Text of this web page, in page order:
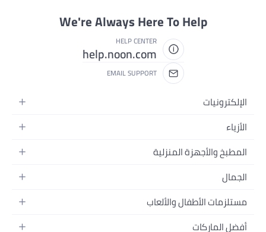
We're Always Here To Help
HELP CENTER
help.noon.com
EMAIL SUPPORT
الإلكترونيات
الجوالات
اللابتوبات
الأجهزة المنزلية
التلفزيونات
السماعات
الأزياء
أزياء نسائية
أزياء البنات
أزياء الأولاد
المطبخ والأجهزة المنزلية
الحمام
المطبخ والسفرة
أدوات وتحسين المنزل
الجمال
العطور
مستلزمات الأطفال والألعاب
الحفاضات
أفضل الماركات